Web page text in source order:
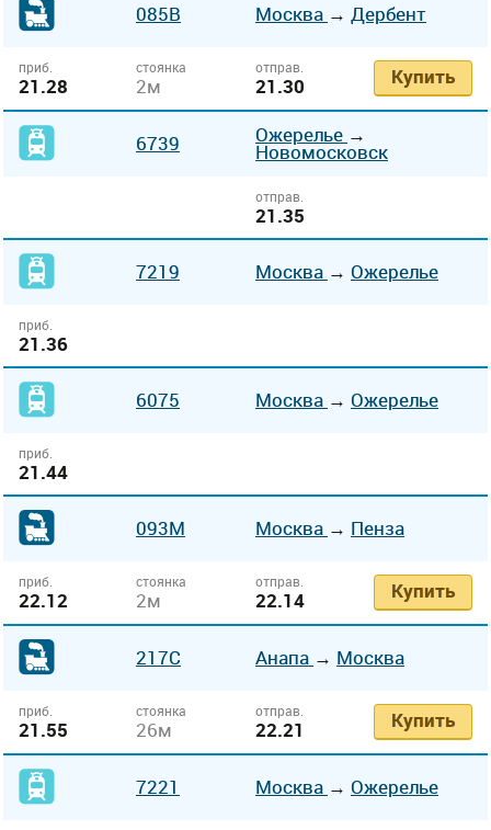
085В Москва → Дербент
приб.
21.28
стоянка
2м
отправ.
21.30 Купить
6739 Ожерелье →
Новомосковск
отправ.
21.35
7219 Москва → Ожерелье
приб.
21.36
6075 Москва → Ожерелье
приб.
21.44
093М Москва → Пенза
приб.
22.12
стоянка
2м
отправ.
22.14 Купить
217С Анапа → Москва
приб.
21.55
стоянка
26м
отправ.
22.21 Купить
7221 Москва → Ожерелье